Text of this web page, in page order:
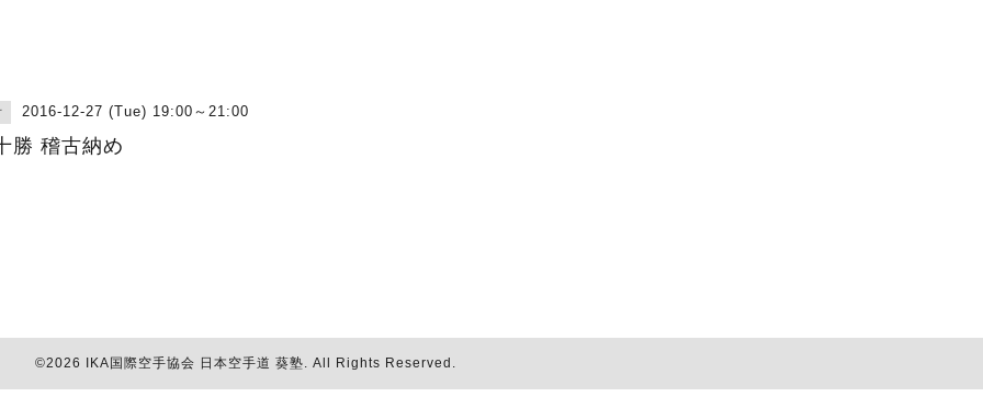
2016-12-27 (Tue) 19:00～21:00
勝 稽古納め
©2026 IKA国際空手協会 日本空手道 葵塾. All Rights Reserved.